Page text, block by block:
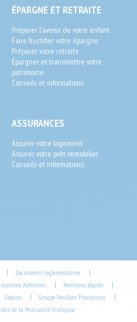
ÉPARGNE ET RETRAITE
Préparer l'avenir de votre enfant
Faire fructifier votre épargne
Préparer votre retraite
Épargner et transmettre votre
patrimoine
Conseils et informations
ASSURANCES
Assurer votre logement
Assurer votre prêt immobilier
Conseils et informations
| Documents réglementaires |
Adhérent | Mentions légales |
Cookies | Groupe Pavillon Prévoyance |
de la Mutualité Française